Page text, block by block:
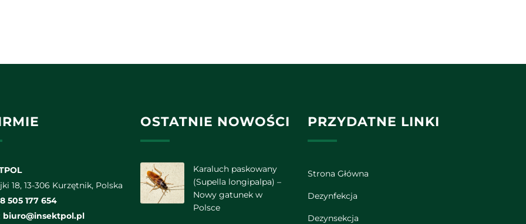
18, 13-306 Kurzętnik, Polska
505 177 654
biuro@insektpol.pl
OSTATNIE NOWOŚCI
Karaluch paskowany
(Supella longipalpa) –
Nowy gatunek w
Polsce
PRZYDATNE LINKI
Strona Główna
Dezynfekcja
Dezynsekcja